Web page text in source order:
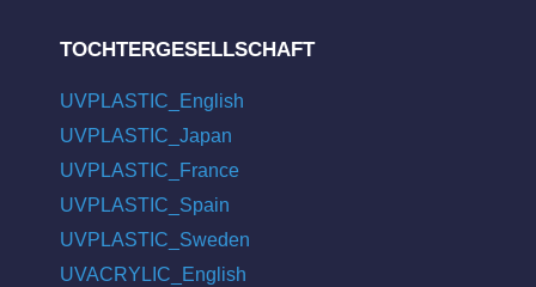
TOCHTERGESELLSCHAFT
UVPLASTIC_English
UVPLASTIC_Japan
UVPLASTIC_France
UVPLASTIC_Spain
UVPLASTIC_Sweden
UVACRYLIC_English